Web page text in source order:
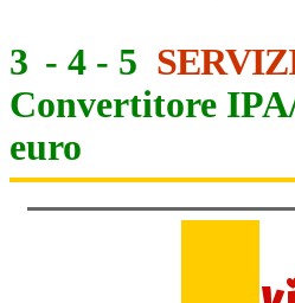
3 - 4 - 5
Convertitore
euro